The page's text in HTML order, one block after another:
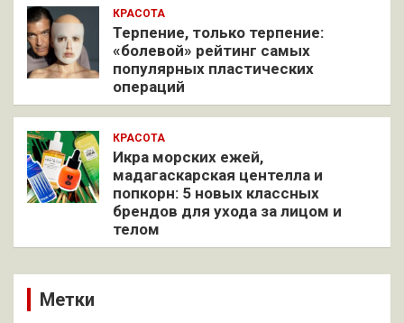
КРАСОТА
Терпение, только терпение:
«болевой» рейтинг самых
популярных пластических
операций
КРАСОТА
Икра морских ежей,
мадагаскарская центелла и
попкорн: 5 новых классных
брендов для ухода за лицом и
телом
Метки